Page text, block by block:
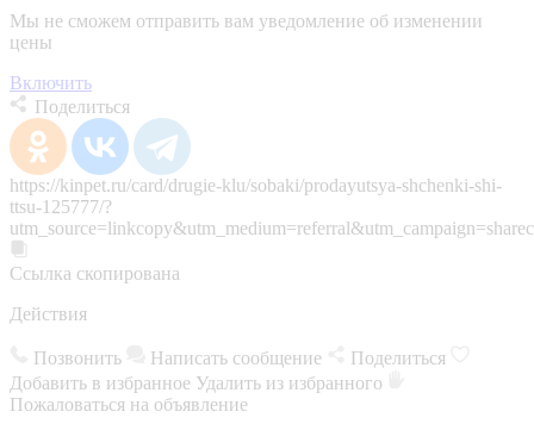
Мы не сможем отправить вам уведомление об изменении
цены
Включить
Поделиться
https://kinpet.ru/card/drugie-klu/sobaki/prodayutsya-shchenki-shi-
ttsu-125777/?
Ссылка скопирована
Действия
Позвонить Написать сообщение
Поделиться
Добавить в избранное Удалить из избранного
Пожаловаться на объявление